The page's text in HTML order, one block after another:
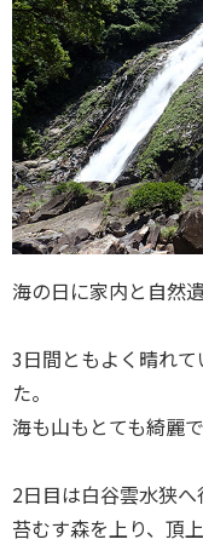
海の日に家内と自然
3日間ともよく晴れ
た。
海も山もとても綺麗で
2日目は白谷雲水狭へ
苔むす森を上り、頂